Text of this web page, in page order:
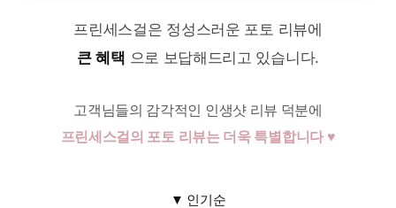
프린세스걸은 정성스러운 포토 리뷰에
큰 혜택 으로 보답해드리고 있습니다.
고객님들의 감각적인 인생샷 리뷰 덕분에
프린세스걸의 포토 리뷰는 더욱 특별합니다 ♥
▼ 인기순